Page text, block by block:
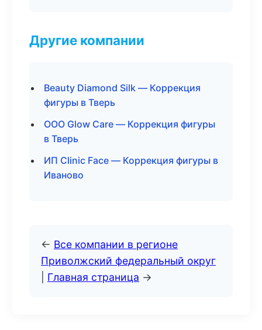
Другие компании
Beauty Diamond Silk — Коррекция
фигуры в Тверь
ООО Glow Care — Коррекция фигуры
в Тверь
ИП Clinic Face — Коррекция фигуры в
Иваново
← Все компании в регионе
Приволжский федеральный округ
Главная страница →